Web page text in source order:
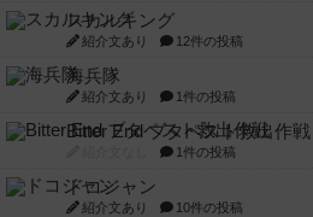
スカルキング
紹介文あり 12件の投稿
海兵隊
紹介文あり 1件の投稿
Bitter End ブタペスト救出作戦
1件の投稿
ドコジャン
紹介文あり 10件の投稿